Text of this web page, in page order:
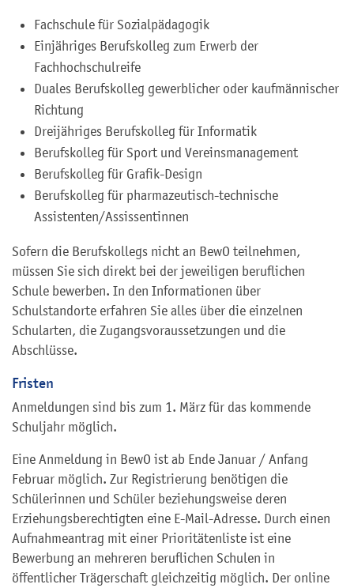
Fachschule für Sozialpädagogik
Einjähriges Berufskolleg zum Erwerb der
Fachhochschulreife
Duales Berufskolleg gewerblicher oder kaufmännischer
Richtung
Dreijähriges Berufskolleg für Informatik
Berufskolleg für Sport und Vereinsmanagement
Berufskolleg für Grafik-Design
Berufskolleg für pharmazeutisch-technische
Assistenten/Assissentinnen
Sofern die Berufskollegs nicht an BewO teilnehmen,
müssen Sie sich direkt bei der jeweiligen beruflichen
Schule bewerben. In den Informationen über
Schulstandorte erfahren Sie alles über die einzelnen
Schularten, die Zugangsvoraussetzungen und die
Abschlüsse.
Fristen
Anmeldungen sind bis zum 1. März für das kommende
Schuljahr möglich.
Eine Anmeldung in BewO ist ab Ende Januar / Anfang
Februar möglich. Zur Registrierung benötigen die
Schülerinnen und Schüler beziehungsweise deren
Erziehungsberechtigten eine E-Mail-Adresse. Durch einen
Aufnahmeantrag mit einer Prioritätenliste ist eine
Bewerbung an mehreren beruflichen Schulen in
öffentlicher Trägerschaft gleichzeitig möglich. Der online